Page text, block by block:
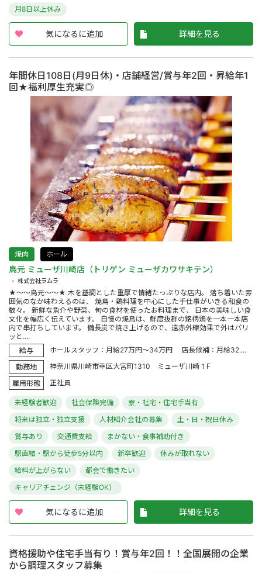
月8日以上休み
気になるに追加 詳細を見る
年間休日108日(月9日休)・店舗経営/賞与年2回・昇給年1
回★福利厚生充実◎
焼肉 ホール
鳥元 ミューザ川崎店（トリゲン ミューザカワサキテン）
株式会社ラムラ
★～～鳥元～～★ 木を基調とした重厚で情緒たっぷりな店内。 落ち着いた雰
囲気のなか味わえるのは、 焼鳥・鶏料理を中心にした手仕事がいきる和食の
数々。 新鮮な魚介や野菜、旬の食材を使ったお料理まで、 日本の美味しい食
文化を幅広く伝えています。 自慢の焼鳥は、鮮度抜群の銘柄鶏を一本一本店
内で串打ちしています。 備長炭で焼き上げるので、遠赤外線効果で外はパリ
ッと....
給与
ホールスタッフ：月給27万円～34万円 店長候補：月給32....
勤務地
神奈川県川崎市幸区大宮町1310 ミューザ川崎 1Ｆ
雇用形態
正社員
未経験者歓迎 社会保険完備
寮・社宅・住宅手当有
将来は独立・独立支援
人材紹介会社の募集
土・日・祝日休み
賞与あり
交通費支給
まかない・食事補助付き
駅直結・駅から徒歩5分以内
新卒歓迎
休みが取れない
給料が上がらない
都会で働きたい
キャリアチェンジ（未経験OK）
気になるに追加 詳細を見る
資格援助や住宅手当有り！賞与年2回！！全国展開の企業
から調理スタッフ募集